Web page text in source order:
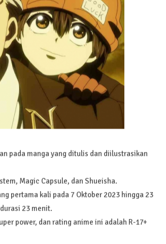
pada manga yang ditulis dan diilustrasikan
Magic Capsule, dan Shueisha.
pertama kali pada 7 Oktober 2023 hingga 23
23 menit.
power, dan rating anime ini adalah R-17+